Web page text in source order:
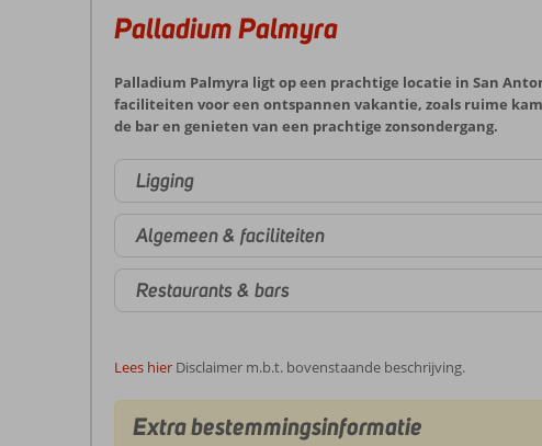
Palladium Palmyra
Palladium Palmyra ligt op een prachtige locatie in San
faciliteiten voor een ontspannen vakantie, zoals ruime
de bar en genieten van een prachtige zonsondergang.
Ligging
Algemeen & faciliteiten
Restaurants & bars
Lees hier Disclaimer m.b.t. bovenstaande beschrijving.
Extra bestemmingsinformatie